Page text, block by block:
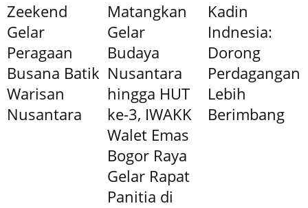
Zeekend
Gelar
Peragaan
Busana Batik
Warisan
Nusantara
Matangkan
Gelar
Budaya
Nusantara
hingga HUT
ke-3, IWAKK
Walet Emas
Bogor Raya
Gelar Rapat
Panitia di
Kadin
Indnesia:
Dorong
Perdagangan
Lebih
Berimbang